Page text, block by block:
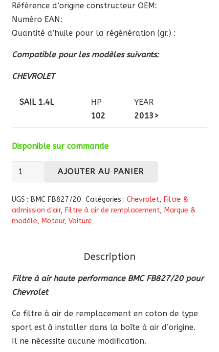
Référence d’origine constructeur OEM:
Numéro EAN:
Quantité d’huile pour la régénération (gr.) :
Compatible pour les modèles suivants:
CHEVROLET
SAIL 1.4L
HP
102
YEAR
2013>
Disponible sur commande
quantité
Filtre
à
air
FB827/20
pour
AJOUTER AU PANIER
UGS : BMC FB827/20 Catégories : Chevrolet, Filtre &
admission d'air, Filtre à air de remplacement, Marque &
modèle, Moteur, Voiture
Description
Filtre à air haute performance BMC FB827/20 pour
Chevrolet
Ce filtre à air de remplacement en coton de type
sport est à installer dans la boîte à air d’origine.
Il ne nécessite aucune modification.